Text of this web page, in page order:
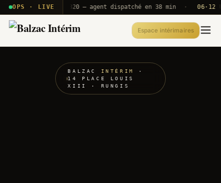
OPS · LIVE
T2E · B71 Push A320 — agent dispatché en 38 min · 06·12 UTC
Espace intérimaires
BALZAC INTÉRIM
·
14 PLACE LOUIS
XIII · RUNGIS